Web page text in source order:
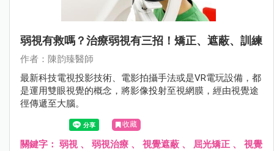
弱視有救嗎？治療弱視有三招！矯正、遮蔽、訓練
作者：陳韵臻醫師
最新科技電視投影技術、電影拍攝手法或是VR電玩設備，都
是運用雙眼視覺的概念，將影像投射至視網膜，經由視覺途
徑傳遞至大腦。
收藏
關鍵字： 弱視 、 弱視治療 、 視覺遮蔽 、 屈光矯正 、 視覺